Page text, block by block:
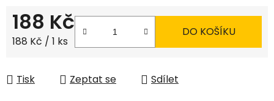
188 Kč
Měrná cena:
188 Kč / 1 ks
DO KOŠÍKU
Tisk Zeptat se Sdílet